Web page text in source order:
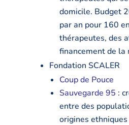
domicile. Budget
par an pour 160
thérapeutes, des
financement de la
Fondation SCALER
Coup de Pouce
Sauvegarde 95 :
entre des
origines